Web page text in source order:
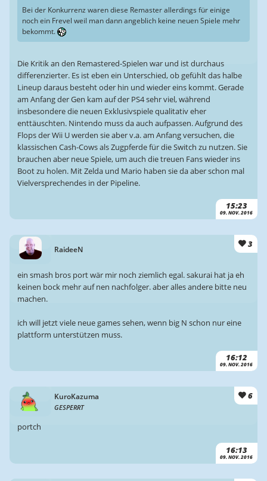
15:23
09. NOV. 2016
Bei der Konkurrenz waren diese Remaster allerdings für einige
noch ein Frevel weil man dann angeblich keine neuen Spiele mehr
bekommt.
Die Kritik an den Remastered-Spielen war und ist durchaus
differenzierter. Es ist eben ein Unterschied, ob gefühlt das halbe
Lineup daraus besteht oder hin und wieder eins kommt. Gerade
am Anfang der Gen kam auf der PS4 sehr viel, während
insbesondere die neuen Exklusivspiele qualitativ eher
enttäuschten. Nintendo muss da auch aufpassen. Aufgrund des
Flops der Wii U werden sie aber v.a. am Anfang versuchen, die
klassischen Cash-Cows als Zugpferde für die Switch zu nutzen. Sie
brauchen aber neue Spiele, um auch die treuen Fans wieder ins
Boot zu holen. Mit Zelda und Mario haben sie da aber schon mal
Vielversprechendes in der Pipeline.
RaideeN
3
16:12
09. NOV. 2016
ein smash bros port wär mir noch ziemlich egal. sakurai hat ja eh
keinen bock mehr auf nen nachfolger. aber alles andere bitte neu
machen.
ich will jetzt viele neue games sehen, wenn big N schon nur eine
plattform unterstützen muss.
KuroKazuma
GESPERRT
6
16:13
09. NOV. 2016
portch